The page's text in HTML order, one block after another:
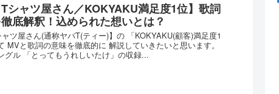
Tシャツ屋さん／KOKYAKU満足度1位】歌詞
底解釈！込められた想いとは？
ャツ屋さん(通称ヤバT(ティー)】の 「KOKYAKU(顧客)満足度1
MVと歌詞の意味を徹底的に 解説していきたいと思います。
グル 「とってもうれしいたけ」の収録...